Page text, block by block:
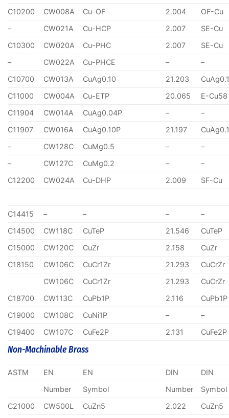
C10200
CW008A Cu-OF 2.004
OF-Cu
–
CW021A Cu-HCP 2.007
SE-Cu
C10300
CW020A Cu-PHC 2.007
SE-Cu
–
CW022A Cu-PHCE –
–
C10700
CW013A CuAg0.10 21.203
C11000
CW004A Cu-ETP 20.065
E-Cu58
C11904
CW014A CuAg0.04P –
–
C11907
CW016A CuAg0.10P 21.197
–
CW128C CuMg0.5 –
–
–
CW127C CuMg0.2 –
–
C12200
CW024A Cu-DHP 2.009 SF-Cu
C14415 – – –
–
C14500
CW118C CuTeP 21.546
CuTeP
C15000
CW120C CuZr 2.158
CuZr
C18150
CW106C CuCr1Zr 21.293
CuCrZr
CW106C
CuCr1Zr 21.293
CuCrZr
C18700
CW113C CuPb1P 2.116
CuPb1P
C19000
CW108C CuNi1P –
–
C19400
CW107C CuFe2P 2.131 CuFe2P
Non-Machinable Brass
ASTM EN EN DIN
DIN
Number
Symbol Number
Symbol
C21000
CW500L CuZn5 2.022
CuZn5